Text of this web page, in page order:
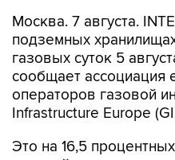
Москва. 7 августа.
подземных
газовых суток 5
сообщает ассоциация
операторов газовой
Infrastructure Europe
Это на 16,5